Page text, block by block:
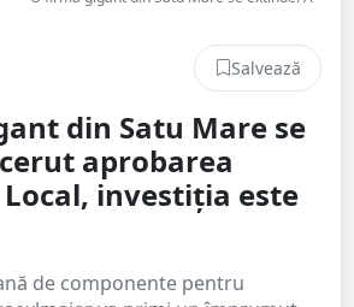
Salvează
din Satu Mare se
aprobarea
investiția este
de componente pentru